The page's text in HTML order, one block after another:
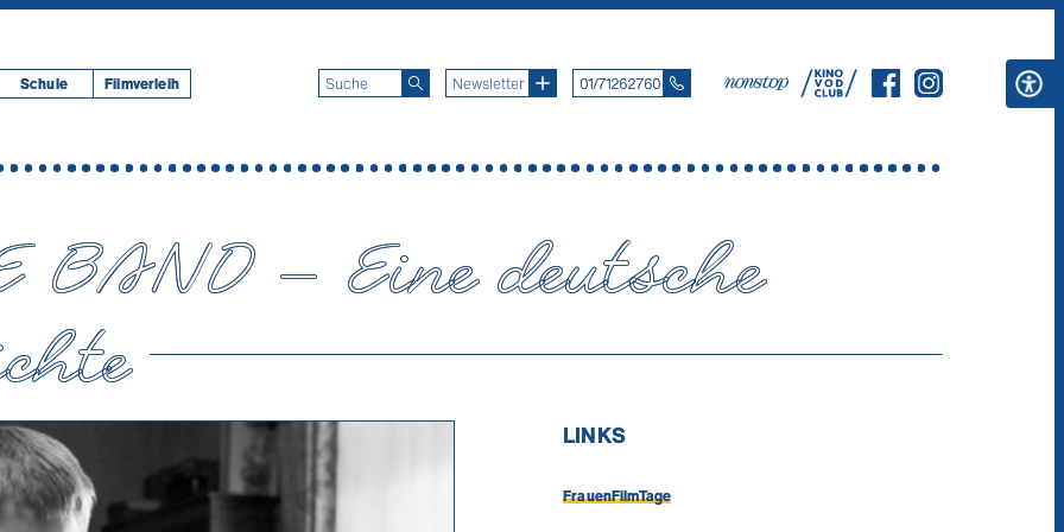
Schule Filmverleih 01/71262760
BAND – Eine deutsche
LINKS
FrauenFilmTage